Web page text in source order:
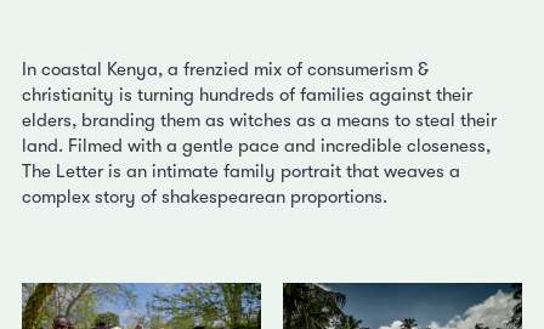
In coastal Kenya, a frenzied mix of consumerism &
christianity is turning hundreds of families against their
elders, branding them as witches as a means to steal their
land. Filmed with a gentle pace and incredible closeness,
The Letter is an intimate family portrait that weaves a
complex story of shakespearean proportions.